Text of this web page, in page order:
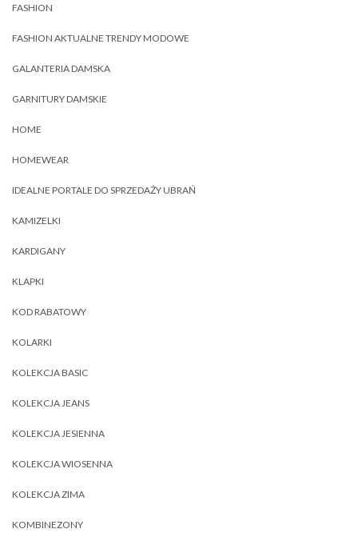
FASHION
FASHION AKTUALNE TRENDY MODOWE
GALANTERIA DAMSKA
GARNITURY DAMSKIE
HOME
HOMEWEAR
IDEALNE PORTALE DO SPRZEDAŻY UBRAŃ
KAMIZELKI
KARDIGANY
KLAPKI
KOD RABATOWY
KOLARKI
KOLEKCJA BASIC
KOLEKCJA JEANS
KOLEKCJA JESIENNA
KOLEKCJA WIOSENNA
KOLEKCJA ZIMA
KOMBINEZONY